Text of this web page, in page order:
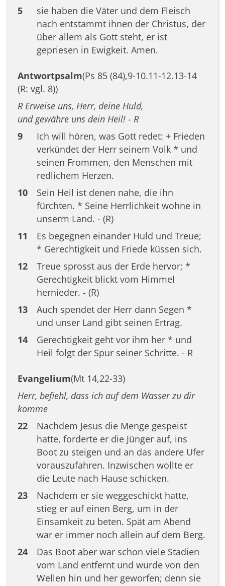
5
sie haben die Väter und dem Fleisch
nach entstammt ihnen der Christus, der
über allem als Gott steht, er ist
gepriesen in Ewigkeit. Amen.
Antwortpsalm(Ps 85 (84),9-10.11-12.13-14
(R: vgl. 8))
R Erweise uns, Herr, deine Huld,
und gewähre uns dein Heil! - R
9
Ich will hören, was Gott redet: + Frieden
verkündet der Herr seinem Volk * und
seinen Frommen, den Menschen mit
redlichem Herzen.
10
Sein Heil ist denen nahe, die ihn
fürchten. * Seine Herrlichkeit wohne in
unserm Land. - (R)
11
Es begegnen einander Huld und Treue;
* Gerechtigkeit und Friede küssen sich.
12
Treue sprosst aus der Erde hervor; *
Gerechtigkeit blickt vom Himmel
hernieder. - (R)
13
Auch spendet der Herr dann Segen *
und unser Land gibt seinen Ertrag.
14
Gerechtigkeit geht vor ihm her * und
Heil folgt der Spur seiner Schritte. - R
Evangelium(Mt 14,22-33)
Herr, befiehl, dass ich auf dem Wasser zu dir
komme
22
Nachdem Jesus die Menge gespeist
hatte, forderte er die Jünger auf, ins
Boot zu steigen und an das andere Ufer
vorauszufahren. Inzwischen wollte er
die Leute nach Hause schicken.
23
Nachdem er sie weggeschickt hatte,
stieg er auf einen Berg, um in der
Einsamkeit zu beten. Spät am Abend
war er immer noch allein auf dem Berg.
24
Das Boot aber war schon viele Stadien
vom Land entfernt und wurde von den
Wellen hin und her geworfen; denn sie